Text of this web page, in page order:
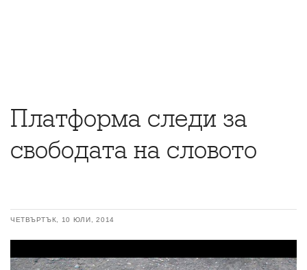
Платформа следи за
свободата на словото
ЧЕТВЪРТЪК, 10 ЮЛИ, 2014